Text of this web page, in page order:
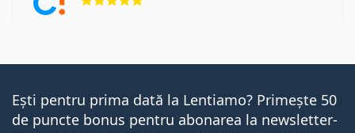
Ești pentru prima dată la Lentiamo? Primește 50
de puncte bonus pentru abonarea la newsletter-